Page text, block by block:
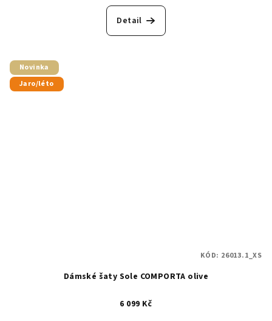
Detail
Novinka
Jaro/léto
Dámské šaty Sole COMPORTA olive
6 099 Kč
KÓD: 26013.1_XS